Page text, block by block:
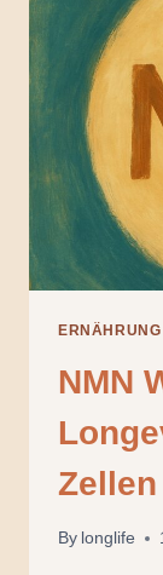
NMN
By longlife